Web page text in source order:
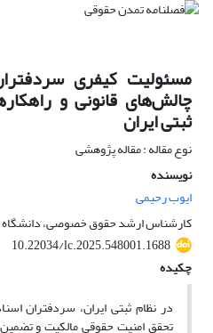
مسئولیت کیفری
چالش‌های قانونی و
ثبتی ایران
نوع مقاله : مقاله پژوهشی
نویسنده
ایوب رحیمی
کارشناس ارشد حقوق خصوصی، دانشگاه
10.22034/lc.2025.548001.1688
چکیده
در نظام ثبتی ایران، سردفتران
تحقق امنیت حقوقی مالکیت و